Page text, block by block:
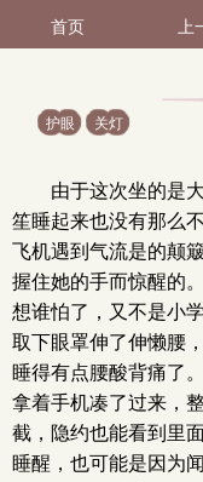
首页 上
护眼 关灯
由于这次坐的是
笙睡起来也没有那么
飞机遇到气流是的颠
握住她的手而惊醒的
想谁怕了，又不是小
取下眼罩伸了伸懒腰
睡得有点腰酸背痛了
拿着手机凑了过来，
截，隐约也能看到里
睡醒，也可能是因为